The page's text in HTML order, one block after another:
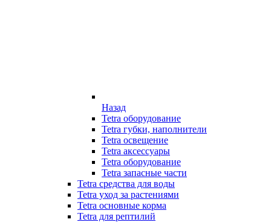
Назад
Tetra оборудование
Tetra губки, наполнители
Tetra освещение
Tetra аксессуары
Tetra оборудование
Tetra запасные части
Tetra средства для воды
Tetra уход за растениями
Tetra основные корма
Tetra для рептилий